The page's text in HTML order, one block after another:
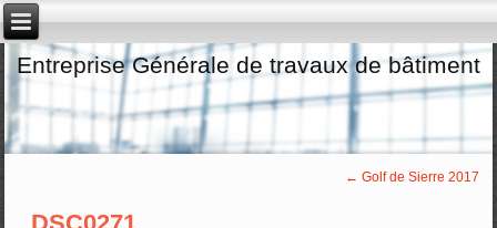
Entreprise Générale de travaux de bâtiment
← Golf de Sierre 2017